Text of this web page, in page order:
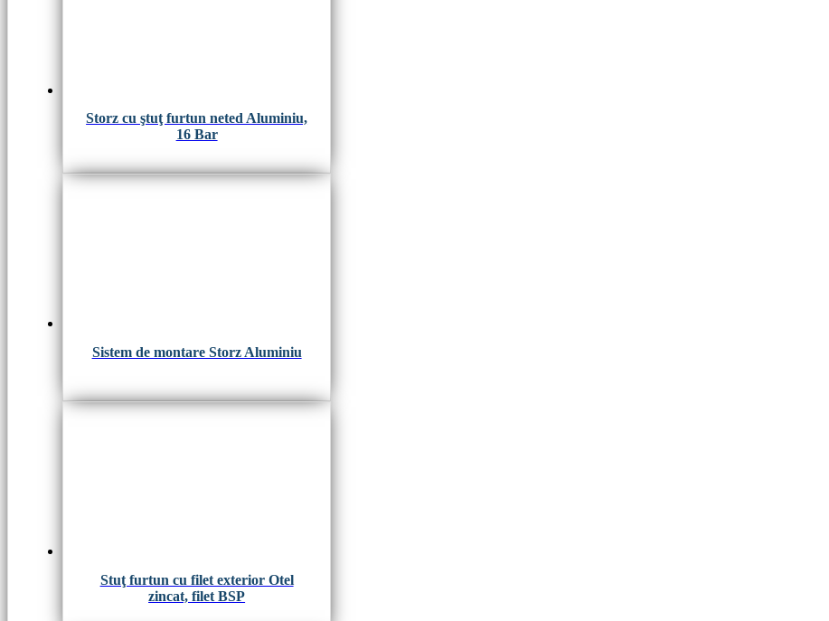
Storz cu ştuţ furtun neted Aluminiu,
16 Bar
Sistem de montare Storz Aluminiu
Stuţ furtun cu filet exterior Otel
zincat, filet BSP